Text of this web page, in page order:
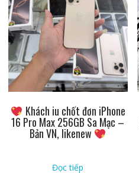
Khách iu chốt đơn iPhone
16 Pro Max 256GB Sa Mạc –
Bản VN, likenew
Đọc tiếp